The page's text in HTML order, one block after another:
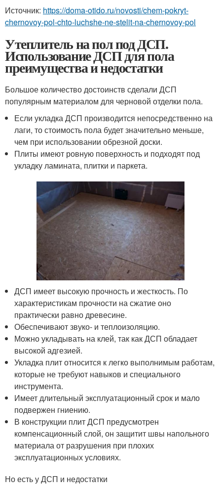
Источник: https://doma-otido.ru/novosti/chem-pokryt-
chernovoy-pol-chto-luchshe-ne-stelit-na-chernovoy-pol
Утеплитель на пол под ДСП.
Использование ДСП для пола
преимущества и недостатки
Большое количество достоинств сделали ДСП
популярным материалом для черновой отделки пола.
Если укладка ДСП производится непосредственно на
лаги, то стоимость пола будет значительно меньше,
чем при использовании обрезной доски.
Плиты имеют ровную поверхность и подходят под
укладку ламината, плитки и паркета.
ДСП имеет высокую прочность и жесткость. По
характеристикам прочности на сжатие оно
практически равно древесине.
Обеспечивают звуко- и теплоизоляцию.
Можно укладывать на клей, так как ДСП обладает
высокой адгезией.
Укладка плит относится к легко выполнимым работам,
которые не требуют навыков и специального
инструмента.
Имеет длительный эксплуатационный срок и мало
подвержен гниению.
В конструкции плит ДСП предусмотрен
компенсационный слой, он защитит швы напольного
материала от разрушения при плохих
эксплуатационных условиях.
Но есть у ДСП и недостатки